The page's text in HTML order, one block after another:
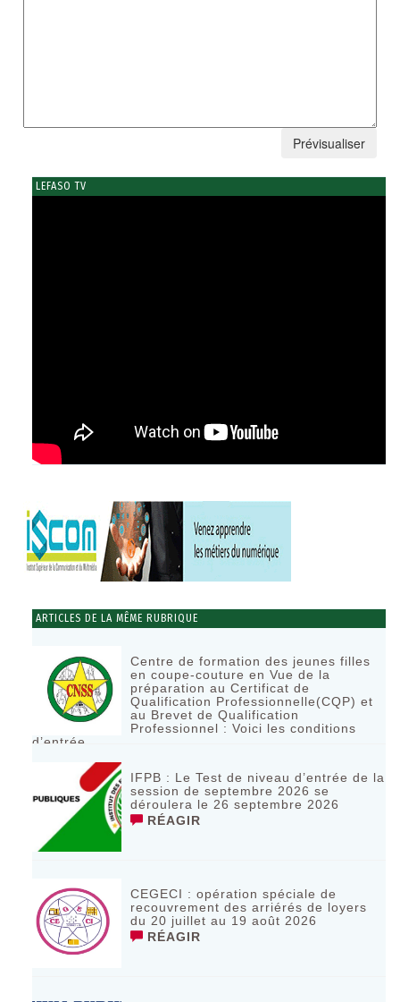
LEFASO TV
ARTICLES DE LA MÊME RUBRIQUE
Centre de formation des jeunes filles
en coupe-couture en Vue de la
préparation au Certificat de
Qualification Professionnelle(CQP) et
au Brevet de Qualification
Professionnel : Voici les conditions
d’entrée
IFPB : Le Test de niveau d’entrée de la
session de septembre 2026 se
déroulera le 26 septembre 2026
RÉAGIR
CEGECI : opération spéciale de
recouvrement des arriérés de loyers
du 20 juillet au 19 août 2026
RÉAGIR